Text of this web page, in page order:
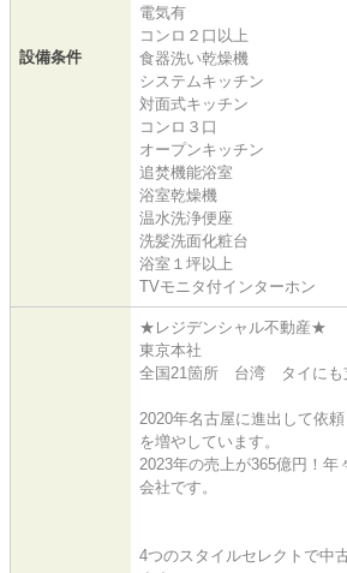
設備条件
電気有
コンロ２口以上
食器洗い乾燥機
システムキッチン
対面式キッチン
コンロ３口
オープンキッチン
追焚機能浴室
浴室乾燥機
温水洗浄便座
洗髪洗面化粧台
浴室１坪以上
TVモニタ付インターホン
★レジデンシャル不動産★
東京本社
全国21箇所 台湾 タイにも
2020年名古屋に進出して依
を増やしています。
2023年の売上が365億円！年
会社です。
4つのスタイルセレクトで中